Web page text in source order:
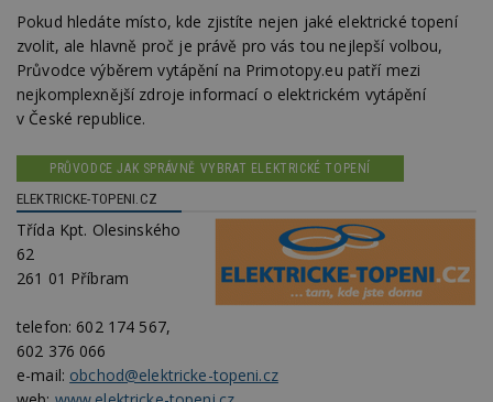
Pokud hledáte místo, kde zjistíte nejen jaké elektrické topení
zvolit, ale hlavně proč je právě pro vás tou nejlepší volbou,
Průvodce výběrem vytápění na Primotopy.eu patří mezi
nejkomplexnější zdroje informací o elektrickém vytápění
v České republice.
PRŮVODCE JAK SPRÁVNĚ VYBRAT ELEKTRICKÉ TOPENÍ
ELEKTRICKE-TOPENI.CZ
Třída Kpt. Olesinského
62
261 01 Příbram
telefon: 602 174 567,
602 376 066
e-mail: obchod@elektricke-topeni.cz